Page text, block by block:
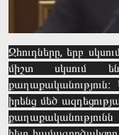
Ջհուդները, երբ
միշտ սկսում
իրենց մեծ